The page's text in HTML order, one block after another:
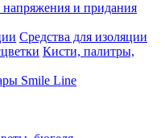
и придания
Средства для изоляции
Кисти, палитры,
Smile Line